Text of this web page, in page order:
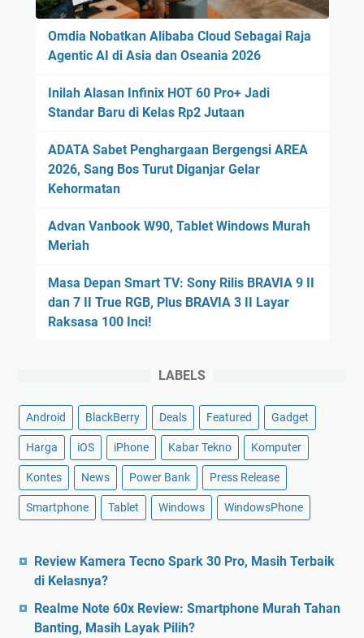
Omdia Nobatkan Alibaba Cloud Sebagai Raja
Agentic AI di Asia dan Oseania 2026
Inilah Alasan Infinix HOT 60 Pro+ Jadi
Standar Baru di Kelas Rp2 Jutaan
ADATA Sabet Penghargaan Bergengsi AREA
2026, Sang Bos Turut Diganjar Gelar
Kehormatan
Advan Vanbook W90, Tablet Windows Murah
Meriah
Masa Depan Smart TV: Sony Rilis BRAVIA 9 II
dan 7 II True RGB, Plus BRAVIA 3 II Layar
Raksasa 100 Inci!
LABELS
Android BlackBerry Deals Featured Gadget
Harga iOS iPhone Kabar Tekno Komputer
Kontes News Power Bank Press Release
Smartphone Tablet Windows WindowsPhone
Review Kamera Tecno Spark 30 Pro, Masih Terbaik
di Kelasnya?
Realme Note 60x Review: Smartphone Murah Tahan
Banting, Masih Layak Pilih?